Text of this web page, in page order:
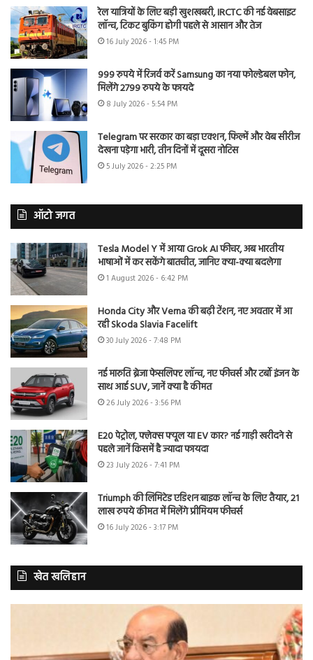
रेल यात्रियों के लिए बड़ी खुशखबरी, IRCTC की नई वेबसाइट
लॉन्च, टिकट बुकिंग होगी पहले से आसान और तेज
16 July 2026 - 1:45 PM
999 रुपये में रिजर्व करें Samsung का नया फोल्डेबल फोन,
मिलेंगे 2799 रुपये के फायदे
8 July 2026 - 5:54 PM
Telegram पर सरकार का बड़ा एक्शन, फिल्में और वेब सीरीज
देखना पड़ेगा भारी, तीन दिनों में दूसरा नोटिस
5 July 2026 - 2:25 PM
ऑटो जगत
Tesla Model Y में आया Grok AI फीचर, अब भारतीय
भाषाओं में कर सकेंगे बातचीत, जानिए क्या-क्या बदलेगा
1 August 2026 - 6:42 PM
Honda City और Verna की बढ़ी टेंशन, नए अवतार में आ
रही Skoda Slavia Facelift
30 July 2026 - 7:48 PM
नई मारुति ब्रेजा फेसलिफ्ट लॉन्च, नए फीचर्स और टर्बो इंजन के
साथ आई SUV, जानें क्या है कीमत
26 July 2026 - 3:56 PM
E20 पेट्रोल, फ्लेक्स फ्यूल या EV कार? नई गाड़ी खरीदने से
पहले जानें किसमें है ज्यादा फायदा
23 July 2026 - 7:41 PM
Triumph की लिमिटेड एडिशन बाइक लॉन्च के लिए तैयार, 21
लाख रुपये कीमत में मिलेंगे प्रीमियम फीचर्स
16 July 2026 - 3:17 PM
खेत खलिहान